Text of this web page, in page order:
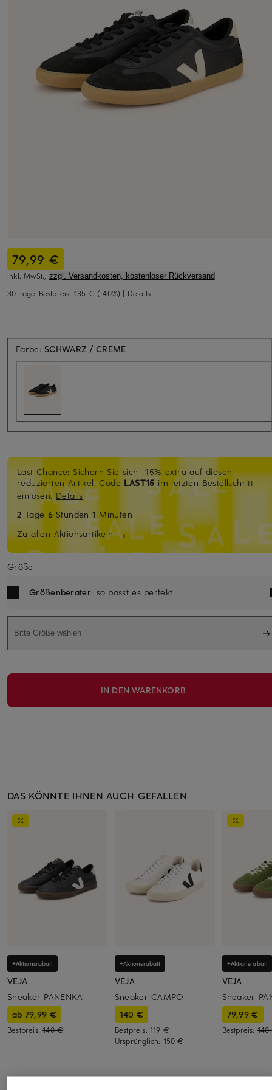
79,99 €
inkl. MwSt., zzgl. Versandkosten, kostenloser Rückversand
30-Tage-Bestpreis: 135 € (-40%) | Details
Farbe: SCHWARZ / CREME
Last Chance: Sichern Sie sich -15% extra auf diesen
reduzierten Artikel. Code LAST15im letzten Bestellschritt
einlösen.Details
2 Tage6 Stunden1 Minuten
Zu allen Aktionsartikeln
Größe
Größenberater: so passt es perfekt
Bitte Größe wählen
IN DEN WARENKORB
DAS KÖNNTE IHNEN AUCH GEFALLEN
+Aktionsrabatt
VEJA
Sneaker PANENKA
ab 79,99 €
Bestpreis:140 €
+Aktionsrabatt
VEJA
Sneaker CAMPO
140 €
Bestpreis: 119 €
Ursprünglich: 150 €
+Aktionsrabatt
VEJA
Sneaker
79,99 €
Bestpreis: